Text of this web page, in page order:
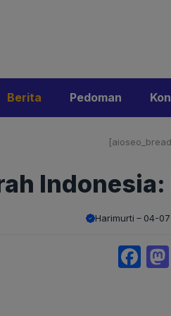
Berita Pedoman
Harimurti 04-